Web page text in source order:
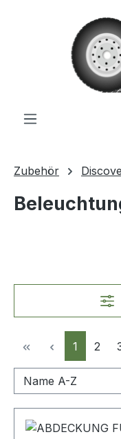
Zum Hauptinhalt
Zubehör
Seite
1 Seite
2